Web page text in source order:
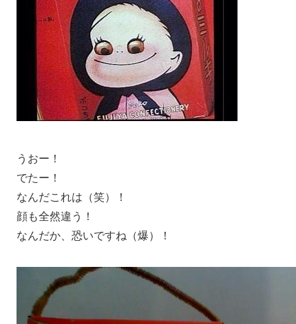
うおー！
でたー！
なんだこれは（笑）！
顔も全然違う！
なんだか、恐いですね（爆）！